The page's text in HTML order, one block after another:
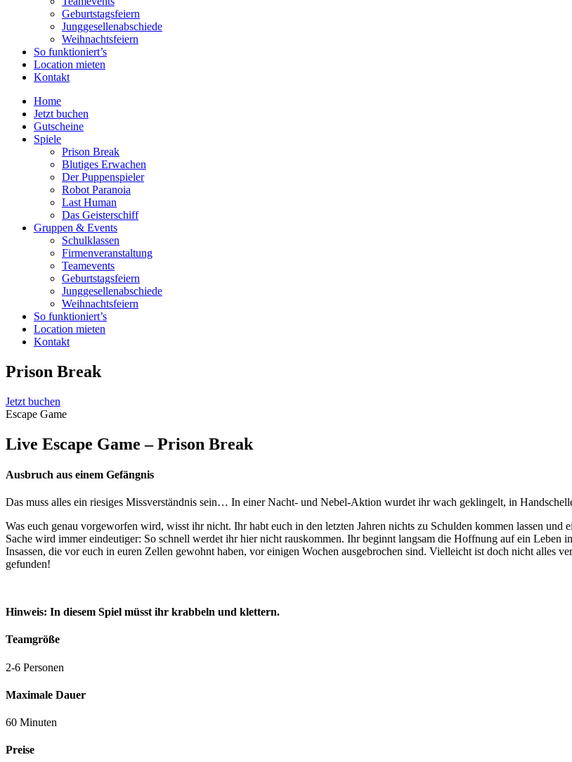
Geburtstagsfeiern
Junggesellenabschiede
Weihnachtsfeiern
So funktioniert’s
Location mieten
Kontakt
Home
Jetzt buchen
Gutscheine
Spiele
Prison Break
Blutiges Erwachen
Der Puppenspieler
Robot Paranoia
Last Human
Das Geisterschiff
Gruppen & Events
Schulklassen
Firmenveranstaltung
Teamevents
Geburtstagsfeiern
Junggesellenabschiede
Weihnachtsfeiern
So funktioniert’s
Location mieten
Kontakt
Prison Break
Jetzt buchen
Escape Game
Live Escape Game – Prison Break
Ausbruch aus einem Gefängnis
Das muss alles ein riesiges Missverständnis sein… In einer Nacht- und Nebel-Aktion wurdet ihr wach geklingelt, in
Was euch genau vorgeworfen wird, wisst ihr nicht. Ihr habt euch in den letzten Jahren nichts zu Schulden kommen lassen
Sache wird immer eindeutiger: So schnell werdet ihr hier nicht rauskommen. Ihr beginnt langsam die Hoffnung auf ein Leben
Insassen, die vor euch in euren Zellen gewohnt haben, vor einigen Wochen ausgebrochen sind. Vielleicht ist doch nicht alles
gefunden!
Hinweis: In diesem Spiel müsst ihr krabbeln und klettern.
Teamgröße
2-6 Personen
Maximale Dauer
60 Minuten
Preise